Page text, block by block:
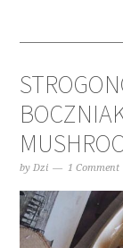
byDzi 1 Comment